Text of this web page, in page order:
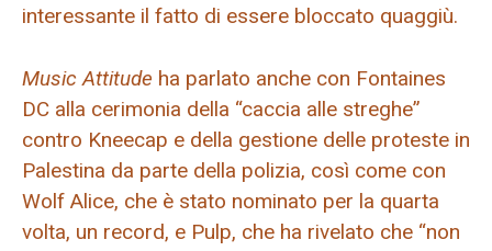
interessante il fatto di essere bloccato quaggiù.
Music Attitude ha parlato anche con Fontaines
DC alla cerimonia della “caccia alle streghe”
contro Kneecap e della gestione delle proteste in
Palestina da parte della polizia, così come con
Wolf Alice, che è stato nominato per la quarta
volta, un record, e Pulp, che ha rivelato che “non